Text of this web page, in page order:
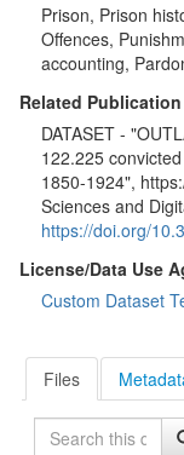
Les résultats ont
dizaines de
Dijk92,
Merksplas. (2026-
gevangenisstraf
dataset een
omgeving aan het
de twintigste
criminaliteit en
studie van
behandeling van
België.
Deze dataset
hetRijksarchief
De resultaten
vrijwilligers van
Erfgoedcel
Merksplas. (2026-
Prison, Prison
Offences,
accounting,
Related Publication
DATASET -
122.225
1850-1924",
Sciences and
https://doi.org/
License/Data Use
Custom Dataset
Files
Search